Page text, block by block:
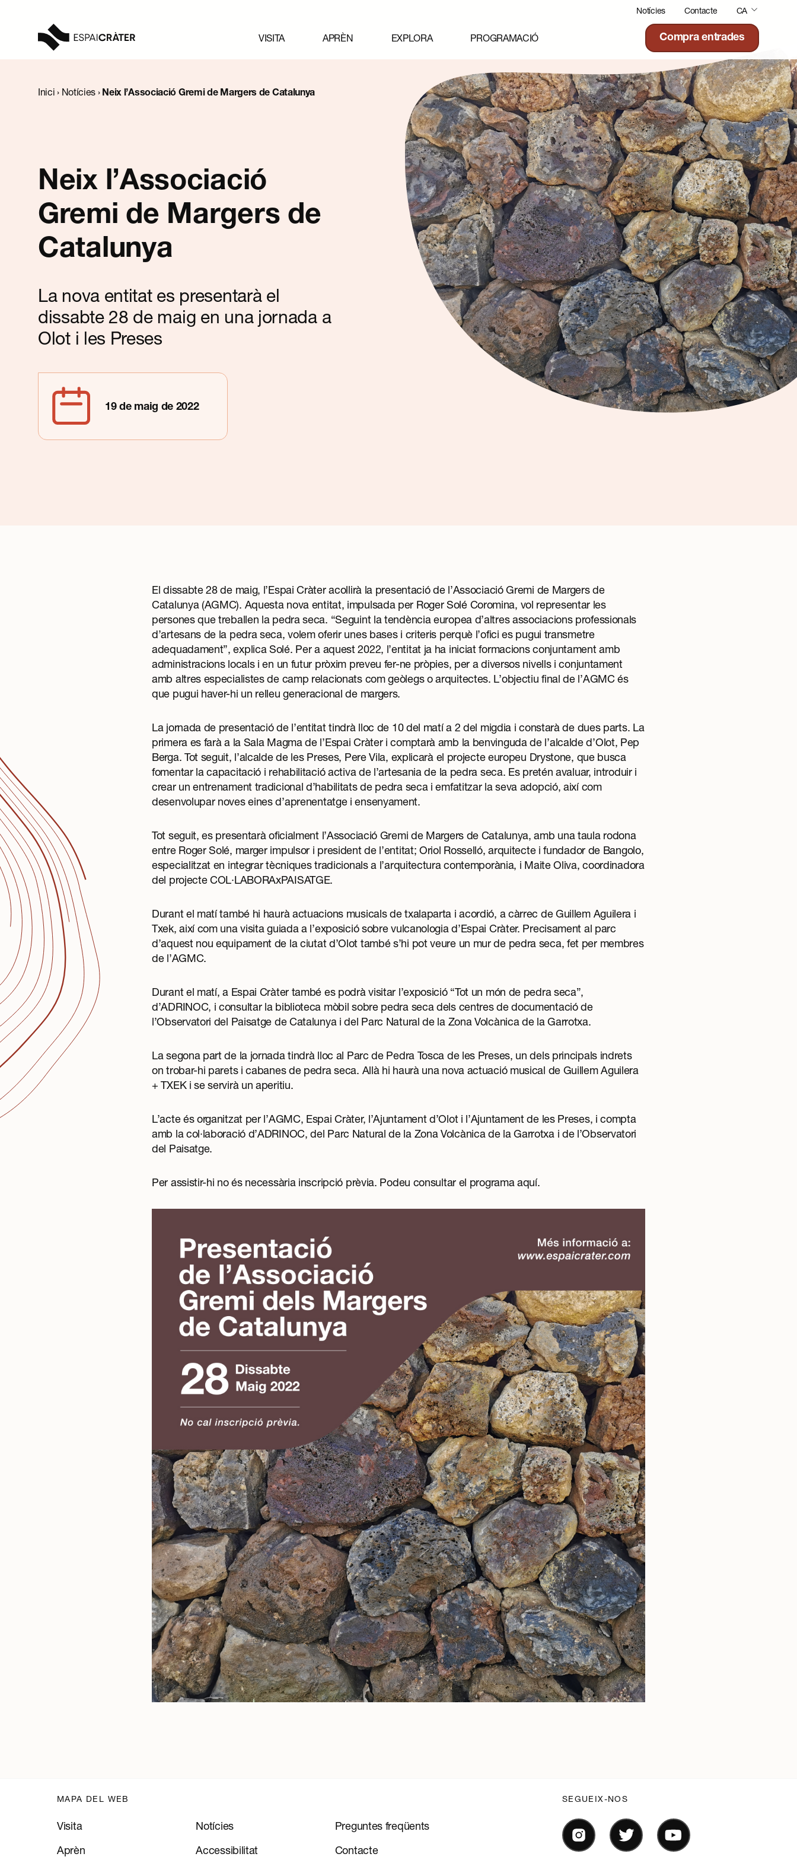
Notícies Contacte CA
VISITA APRÈN EXPLORA PROGRAMACIÓ Compra entrades
Visita
Programació
Notícies
Inici › Notícies › Neix l’Associació Gremi de Margers de Catalunya
Neix l’Associació
Gremi de Margers de
Catalunya
La nova entitat es presentarà el
dissabte 28 de maig en una jornada a
Olot i les Preses
19 de maig de 2022
El dissabte 28 de maig, l’Espai Cràter acollirà la presentació de l’Associació Gremi de Margers de
Catalunya (AGMC). Aquesta nova entitat, impulsada per Roger Solé Coromina, vol representar les
persones que treballen la pedra seca. “Seguint la tendència europea d’altres associacions professionals
d’artesans de la pedra seca, volem oferir unes bases i criteris perquè l’ofici es pugui transmetre
adequadament”, explica Solé. Per a aquest 2022, l’entitat ja ha iniciat formacions conjuntament amb
administracions locals i en un futur pròxim preveu fer-ne pròpies, per a diversos nivells i conjuntament
amb altres especialistes de camp relacionats com geòlegs o arquitectes. L’objectiu final de l’AGMC és
que pugui haver-hi un relleu generacional de margers.
La jornada de presentació de l’entitat tindrà lloc de 10 del matí a 2 del migdia i constarà de dues parts. La
primera es farà a la Sala Magma de l’Espai Cràter i comptarà amb la benvinguda de l’alcalde d’Olot, Pep
Berga. Tot seguit, l’alcalde de les Preses, Pere Vila, explicarà el projecte europeu Drystone, que busca
fomentar la capacitació i rehabilitació activa de l’artesania de la pedra seca. Es pretén avaluar, introduir i
crear un entrenament tradicional d’habilitats de pedra seca i emfatitzar la seva adopció, així com
desenvolupar noves eines d’aprenentatge i ensenyament.
Tot seguit, es presentarà oficialment l’Associació Gremi de Margers de Catalunya, amb una taula rodona
entre Roger Solé, marger impulsor i president de l’entitat; Oriol Rosselló, arquitecte i fundador de Bangolo,
especialitzat en integrar tècniques tradicionals a l’arquitectura contemporània, i Maite Oliva, coordinadora
del projecte COL·LABORAxPAISATGE.
Durant el matí també hi haurà actuacions musicals de txalaparta i acordió, a càrrec de Guillem Aguilera i
Txek, així com una visita guiada a l’exposició sobre vulcanologia d’Espai Cràter. Precisament al parc
d’aquest nou equipament de la ciutat d’Olot també s’hi pot veure un mur de pedra seca, fet per membres
de l’AGMC.
Durant el matí, a Espai Cràter també es podrà visitar l’exposició “Tot un món de pedra seca”,
d’ADRINOC, i consultar la biblioteca mòbil sobre pedra seca dels centres de documentació de
l’Observatori del Paisatge de Catalunya i del Parc Natural de la Zona Volcànica de la Garrotxa.
La segona part de la jornada tindrà lloc al Parc de Pedra Tosca de les Preses, un dels principals indrets
on trobar-hi parets i cabanes de pedra seca. Allà hi haurà una nova actuació musical de Guillem Aguilera
+ TXEK i se servirà un aperitiu.
L’acte és organitzat per l’AGMC, Espai Cràter, l’Ajuntament d’Olot i l’Ajuntament de les Preses, i compta
amb la col·laboració d’ADRINOC, del Parc Natural de la Zona Volcànica de la Garrotxa i de l’Observatori
del Paisatge.
Per assistir-hi no és necessària inscripció prèvia. Podeu consultar el programaaquí.
MAPA DEL WEB
Visita
Aprèn
Notícies
Accessibilitat
Preguntes freqüents
Contacte
SEGUEIX-NOS